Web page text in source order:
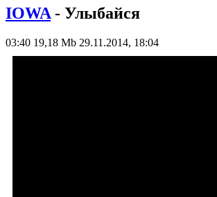
IOWA - Улыбайся
03:40 19,18 Mb 29.11.2014, 18:04